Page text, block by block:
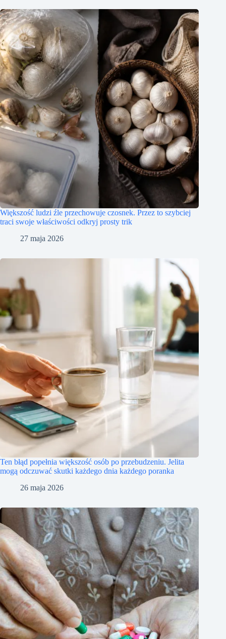
Większość ludzi źle przechowuje czosnek. Przez to szybciej
traci swoje właściwości odkryj prosty trik
27 maja 2026
Ten błąd popełnia większość osób po przebudzeniu. Jelita
mogą odczuwać skutki każdego dnia każdego poranka
26 maja 2026